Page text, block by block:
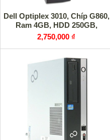
Dell Optiplex 3010, Chíp G860,
Ram 4GB, HDD 250GB,
2,750,000 ₫